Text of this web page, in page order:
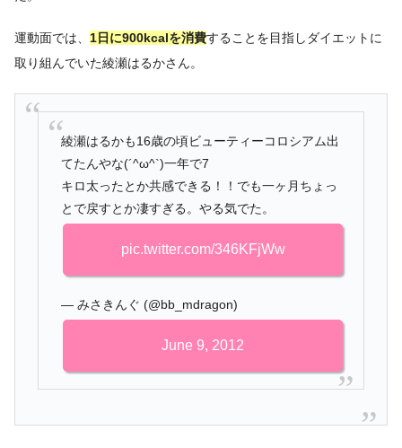
運動面では、 1日に900kcalを消費することを目指しダイエットに
取り組んでいた綾瀬はるかさん。
綾瀬はるかも16歳の頃ビューティーコロシアム出
てたんやな(´^ω^`)一年で7
キロ太ったとか共感できる！！でも一ヶ月ちょっ
とで戻すとか凄すぎる。やる気でた。
pic.twitter.com/346KFjWw
— みさきんぐ (@bb_mdragon)
June 9, 2012